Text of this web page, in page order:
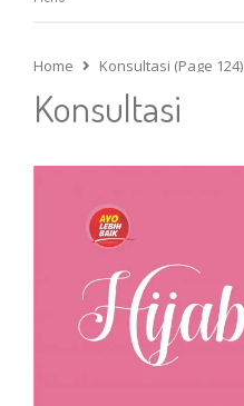
Home Konsultasi (Page 124)
Konsultasi